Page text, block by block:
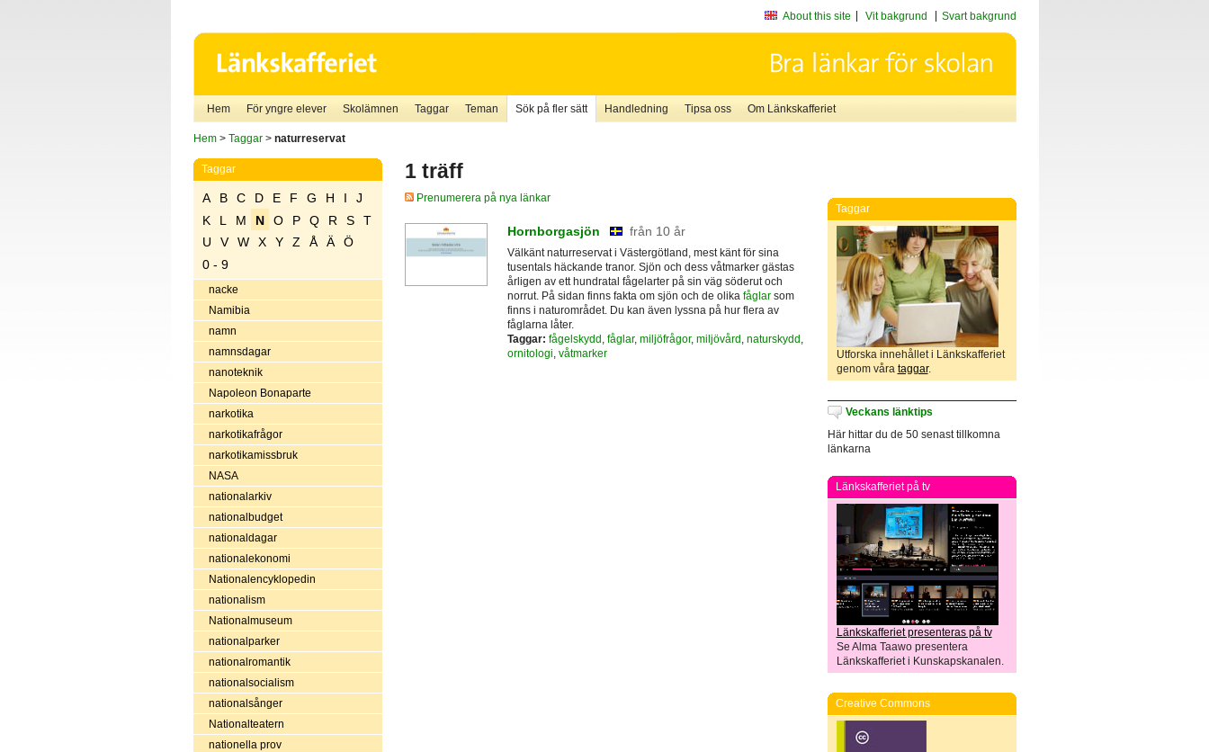
About this site Vit bakgrund Svart bakgrund
Hem För yngre elever Skolämnen Taggar Teman Sök på fler sätt Handledning Tipsa oss Om Länkskafferiet
Hem> Taggar> naturreservat
Taggar
A B C D E F G H I
J
K
L M N O P Q R S
T
U
V W X Y Z Å Ä
Ö
0 - 9
nacke
Namibia
namn
namnsdagar
nanoteknik
Napoleon Bonaparte
narkotika
narkotikafrågor
narkotikamissbruk
NASA
nationalarkiv
nationalbudget
nationaldagar
nationalekonomi
Nationalencyklopedin
nationalism
Nationalmuseum
nationalparker
nationalromantik
nationalsocialism
nationalsånger
Nationalteatern
nationella prov
1 träff
Prenumerera på nya länkar
Hornborgasjön från 10 år
Välkänt naturreservat i Västergötland, mest känt för sina
tusentals häckande tranor. Sjön och dess våtmarker gästas
årligen av ett hundratal fågelarter på sin väg söderut och
norrut. På sidan finns fakta om sjön och de olika fåglarsom
finns i naturområdet. Du kan även lyssna på hur flera av
fåglarna låter.
Taggar: fågelskydd fåglar, miljöfrågor, miljövård naturskydd
ornitologi våtmarker
Taggar
Utforska innehållet i Länkskafferiet
genom våra taggar.
Veckans länktips
Här hittar du de 50 senast tillkomna
länkarna
Länkskafferiet på tv
Länkskafferiet presenteras på tv
Se Alma Taawo presentera
Länkskafferiet i Kunskapskanalen.
Creative Commons